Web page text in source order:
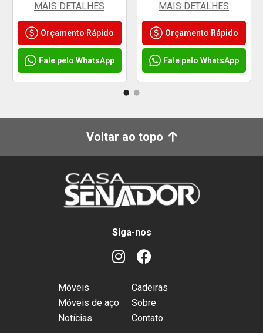
MAIS DETALHES
Orçamento Rápido
Fale pelo WhatsApp
MAIS DETALHES
Orçamento Rápido
Fale pelo WhatsApp
Voltar ao topo
Siga-nos
Móveis
Cadeiras
Móveis de aço
Sobre
Notícias
Contato